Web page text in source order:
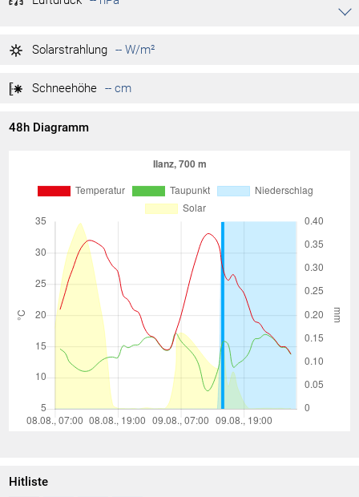
Akkordeon auf-/zuklappen
-- hPa
Tag max.
Solarstrahlung -- W/m²
Schneehöhe -- cm
48h Diagramm
Hitliste